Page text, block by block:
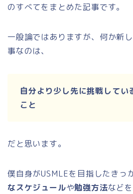
のすべてをまとめた記事です。
一般論ではありますが、何か新
事なのは、
自分より少し先に挑戦してい
こと
だと思います。
僕自身がUSMLEを目指したきっ
なスケジュールや勉強方法など